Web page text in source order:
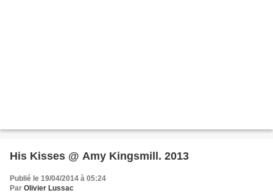
His Kisses @ Amy Kingsmill. 2013
Publié le 19/04/2014 à 05:24
Par Olivier Lussac